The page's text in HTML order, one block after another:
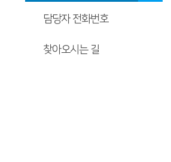
담당자 전화번호
찾아오시는 길